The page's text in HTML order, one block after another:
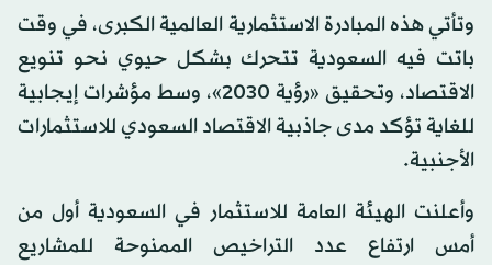
وتأتي هذه المبادرة الاستثمارية العالمية الكبرى، في وقت
باتت فيه السعودية تتحرك بشكل حيوي نحو تنويع
الاقتصاد، وتحقيق «رؤية 2030»، وسط مؤشرات إيجابية
للغاية تؤكد مدى جاذبية الاقتصاد السعودي للاستثمارات
الأجنبية.
وأعلنت الهيئة العامة للاستثمار في السعودية أول من
أمس ارتفاع عدد التراخيص الممنوحة للمشاريع